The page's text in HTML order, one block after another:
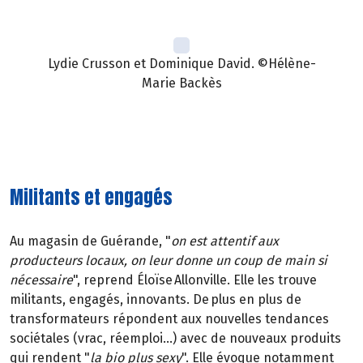
Lydie Crusson et Dominique David. ©Hélène-
Marie Backès
Militants et engagés
Au magasin de Guérande, "on est attentif aux
producteurs locaux, on leur donne un coup de main si
nécessaire", reprend Éloïse Allonville. Elle les trouve
militants, engagés, innovants. De plus en plus de
transformateurs répondent aux nouvelles tendances
sociétales (vrac, réemploi…) avec de nouveaux produits
qui rendent "la bio plus sexy". Elle évoque notamment